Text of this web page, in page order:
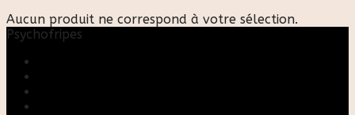
Aucun produit ne correspond à votre sélection.
Psychofripes